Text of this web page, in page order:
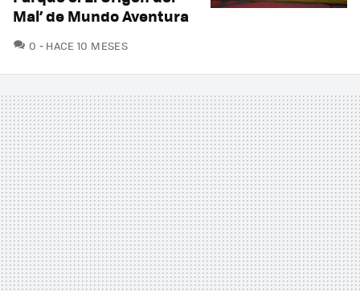
Mal’ de Mundo Aventura
0 COMENTARIOS
HACE 10 MESES